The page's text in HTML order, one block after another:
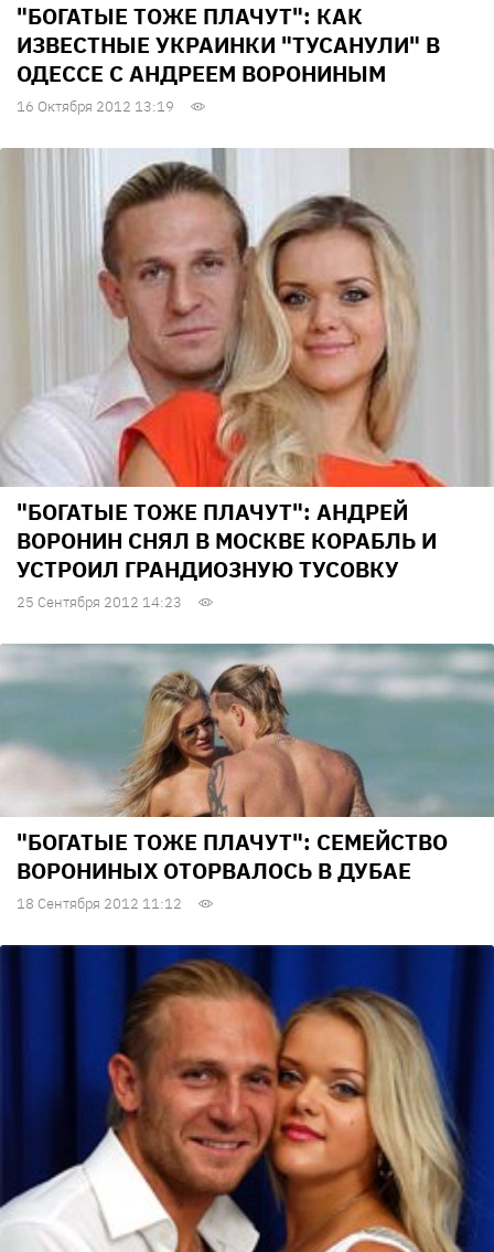
"БОГАТЫЕ ТОЖЕ ПЛАЧУТ": КАК
ИЗВЕСТНЫЕ УКРАИНКИ "ТУСАНУЛИ" В
ОДЕССЕ С АНДРЕЕМ ВОРОНИНЫМ
16 Октября 2012 13:19
"БОГАТЫЕ ТОЖЕ ПЛАЧУТ": АНДРЕЙ
ВОРОНИН СНЯЛ В МОСКВЕ КОРАБЛЬ И
УСТРОИЛ ГРАНДИОЗНУЮ ТУСОВКУ
25 Сентября 2012 14:23
"БОГАТЫЕ ТОЖЕ ПЛАЧУТ": СЕМЕЙСТВО
ВОРОНИНЫХ ОТОРВАЛОСЬ В ДУБАЕ
18 Сентября 2012 11:12